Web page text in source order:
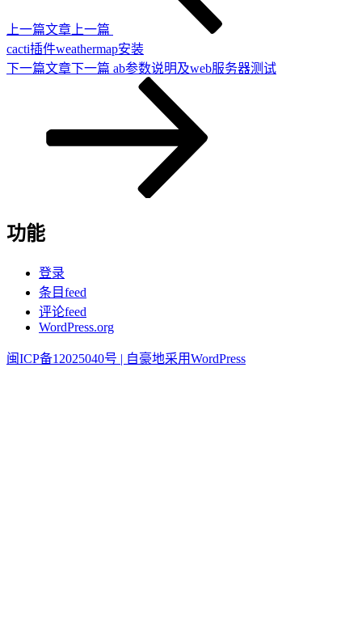
上一篇文章 上一篇
cacti插件weathermap安装
下一篇文章下一篇 ab参数说明及web服务器测试
功能
登录
条目feed
评论feed
WordPress.org
闽ICP备12025040号 | 自豪地采用WordPress